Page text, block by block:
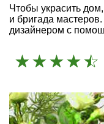
Чтобы украсить
и бригада
дизайнером с